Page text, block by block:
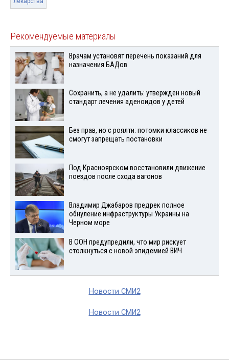
Рекомендуемые материалы
Врачам установят перечень показаний для
назначения БАДов
Сохранить, а не удалить: утвержден новый
стандарт лечения аденоидов у детей
Без прав, но с роялти: потомки классиков не
смогут запрещать постановки
Под Красноярском восстановили движение
поездов после схода вагонов
Владимир Джабаров предрек полное
обнуление инфраструктуры Украины на
Черном море
В ООН предупредили, что мир рискует
столкнуться с новой эпидемией ВИЧ
Новости СМИ2
Новости СМИ2